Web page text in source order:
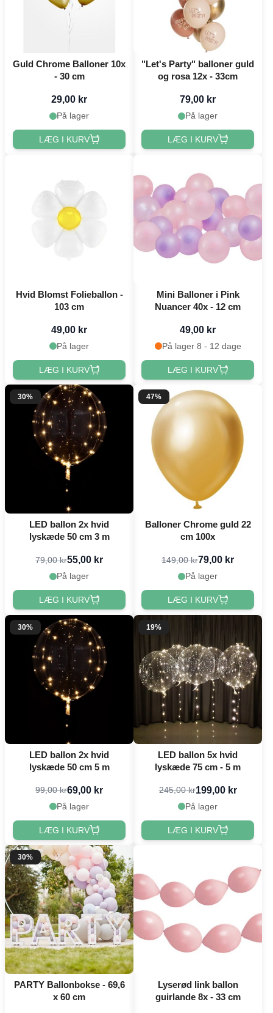
Guld Chrome Balloner 10x
- 30 cm
29,00 kr
På lager
LÆG I KURV
"Let's Party" balloner guld
og rosa 12x - 33cm
79,00 kr
På lager
LÆG I KURV
Hvid Blomst Folieballon -
103 cm
49,00 kr
På lager
LÆG I KURV
Mini Balloner i Pink
Nuancer 40x - 12 cm
49,00 kr
På lager 8 - 12 dage
LÆG I KURV
30%
LED ballon 2x hvid
lyskæde 50 cm 3 m
79,00 kr55,00 kr
På lager
LÆG I KURV
47%
Balloner Chrome guld 22
cm 100x
149,00 kr79,00 kr
På lager
LÆG I KURV
30%
LED ballon 2x hvid
lyskæde 50 cm 5 m
99,00 kr69,00 kr
På lager
LÆG I KURV
19%
LED ballon 5x hvid
lyskæde 75 cm - 5 m
245,00 kr199,00 kr
På lager
LÆG I KURV
30%
PARTY Ballonbokse - 69,6
x 60 cm
Lyserød link ballon
guirlande 8x - 33 cm